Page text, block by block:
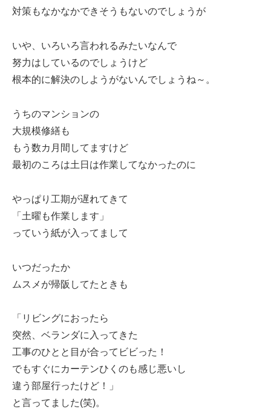
対策もなかなかできそうもないのでしょうが
いや、いろいろ言われるみたいなんで
努力はしているのでしょうけど
根本的に解決のしようがないんでしょうね～。
うちのマンションの
大規模修繕も
もう数カ月間してますけど
最初のころは土日は作業してなかったのに
やっぱり工期が遅れてきて
「土曜も作業します」
っていう紙が入ってまして
いつだったか
ムスメが帰阪してたときも
「リビングにおったら
突然、ベランダに入ってきた
工事のひとと目が合ってビビった！
でもすぐにカーテンひくのも感じ悪いし
違う部屋行ったけど！」
と言ってました(笑)。